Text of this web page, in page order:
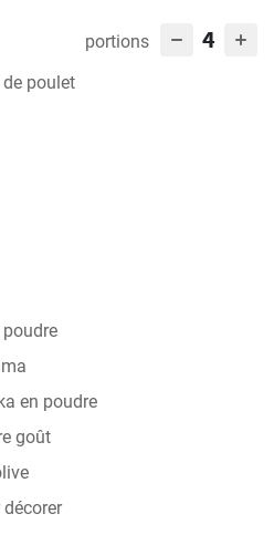
portions 4
poulet
en poudre
goût